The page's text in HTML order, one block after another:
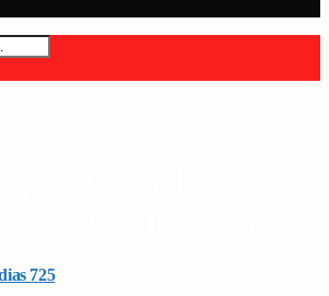
725on 25 iunie 2026